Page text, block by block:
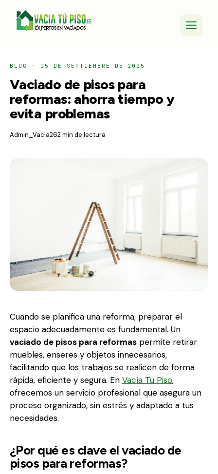
BLOG · 15 DE SEPTIEMBRE DE 2025
Vaciado de pisos para
reformas: ahorra tiempo y
evita problemas
Admin_Vacia262 min de lectura
Cuando se planifica una reforma, preparar el
espacio adecuadamente es fundamental. Un
vaciado de pisos para reformas permite retirar
muebles, enseres y objetos innecesarios,
facilitando que los trabajos se realicen de forma
rápida, eficiente y segura. En Vacía Tu Piso,
ofrecemos un servicio profesional que asegura un
proceso organizado, sin estrés y adaptado a tus
necesidades.
¿Por qué es clave el vaciado de
pisos para reformas?